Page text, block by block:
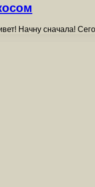
Начну сначала!